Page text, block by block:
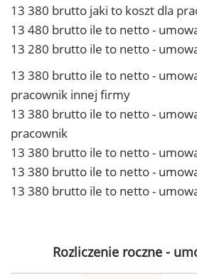
13 380 brutto jaki to koszt dla
13 480 brutto ile to netto -
13 280 brutto ile to netto -
13 380 brutto ile to netto -
pracownik innej firmy
13 380 brutto ile to netto -
pracownik
13 380 brutto ile to netto -
13 380 brutto ile to netto -
13 380 brutto ile to netto -
Rozliczenie roczne -